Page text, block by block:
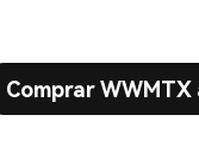
Comprar WWMTX